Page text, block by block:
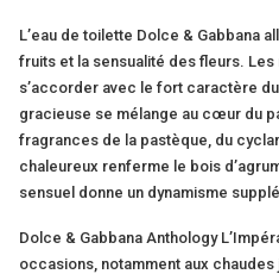
L’eau de toilette Dolce & Gabbana
fruits et la sensualité des fleurs.
s’accorder avec le fort caractère
gracieuse se mélange au cœur du
fragrances de la pastèque, du
chaleureux renferme le bois
sensuel donne un dynamisme
Dolce & Gabbana Anthology
occasions, notamment aux